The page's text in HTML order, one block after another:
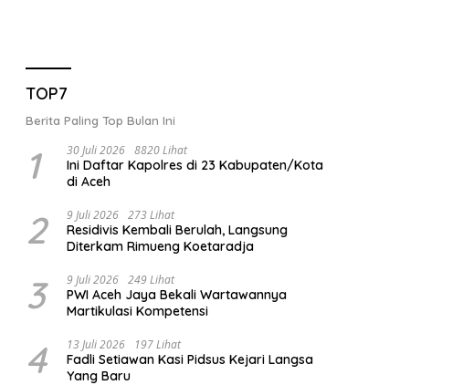
TOP7
Berita Paling Top Bulan Ini
1 30 Juli 2026 8820 Lihat
Ini Daftar Kapolres di 23 Kabupaten/Kota
di Aceh
2 9 Juli 2026 273 Lihat
Residivis Kembali Berulah, Langsung
Diterkam Rimueng Koetaradja
3 9 Juli 2026 249 Lihat
PWI Aceh Jaya Bekali Wartawannya
Martikulasi Kompetensi
4 13 Juli 2026 197 Lihat
Fadli Setiawan Kasi Pidsus Kejari Langsa
Yang Baru